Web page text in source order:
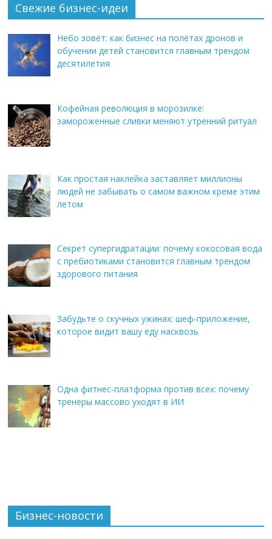
Свежие бизнес-идеи
Небо зовёт: как бизнес на полётах дронов и
обучении детей становится главным трендом
десятилетия
Кофейная революция в морозилке:
замороженные сливки меняют утренний ритуал
Как простая наклейка заставляет миллионы
людей не забывать о самом важном креме этим
летом
Секрет супергидратации: почему кокосовая вода
с пребиотиками становится главным трендом
здорового питания
Забудьте о скучных ужинах: шеф-приложение,
которое видит вашу еду насквозь
Одна фитнес-платформа против всех: почему
тренеры массово уходят в ИИ
Бизнес-новости